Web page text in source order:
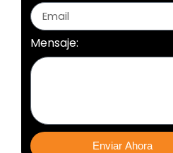
Mensaje:
Enviar Ahora